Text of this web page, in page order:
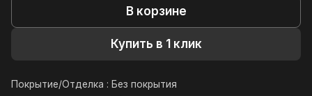
В корзине
Купить в 1 клик
Покрытие/Отделка : Без покрытия